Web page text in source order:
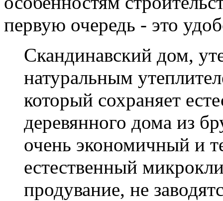
первую очередь - это
Скандинавский дом,
натуральным
который сохраняет
деревянного дома из
очень экономичный и
естественный
продувание, не